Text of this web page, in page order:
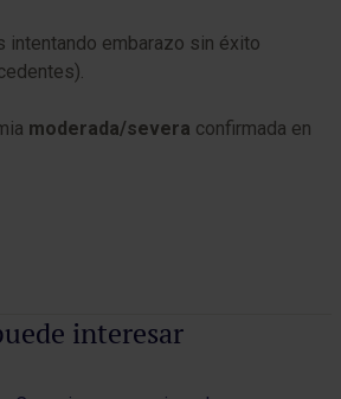
intentando embarazo sin éxito
moderada/severa confirmada en
interesar